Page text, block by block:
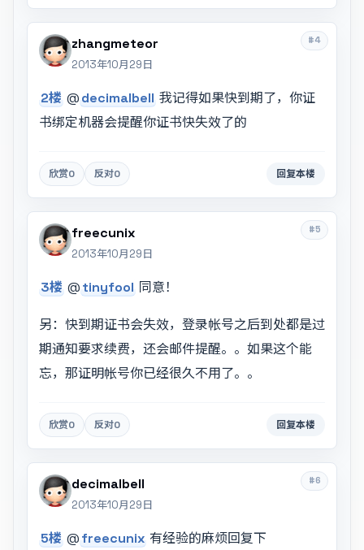
#4
zhangmeteor
2013年10月29日
2楼 @decimalbell 我记得如果快到期了，你证
书绑定机器会提醒你证书快失效了的
欣赏0 反对0 回复本楼
#5
freecunix
2013年10月29日
3楼 @tinyfool 同意！
另：快到期证书会失效，登录帐号之后到处都是过
期通知要求续费，还会邮件提醒。。如果这个能
忘，那证明帐号你已经很久不用了。。
欣赏0 反对0 回复本楼
#6
decimalbell
2013年10月29日
5楼 @freecunix 有经验的麻烦回复下